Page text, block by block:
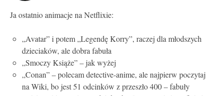
Ja ostatnio animacje na Netflixie:
„Avatar” i potem „Legendę Korry”, raczej dla młodszych
dzieciaków, ale dobra fabuła
„Smoczy Książe” – jak wyżej
„Conan” – polecam detective-anime, ale najpierw poczytaj
na Wiki, bo jest 51 odcinków z przeszło 400 – fabuły